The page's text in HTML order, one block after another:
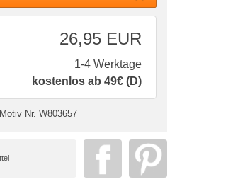
26,95 EUR
1-4 Werktage
kostenlos ab 49€ (D)
Motiv Nr. W803657